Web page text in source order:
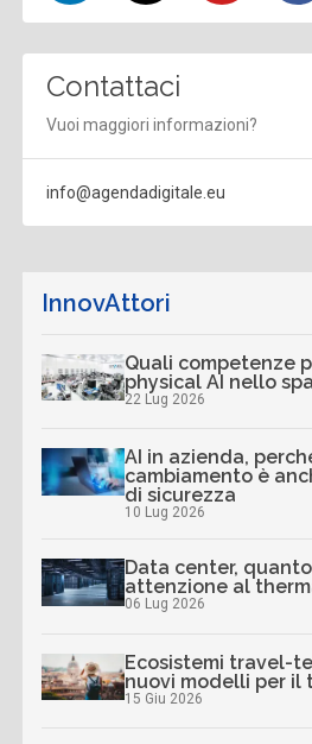
Contattaci
Vuoi maggiori informazioni?
info@agendadigitale.eu
InnovAttori
Quali competenze
physical AI nello
22 Lug 2026
AI in azienda,
cambiamento è
di sicurezza
10 Lug 2026
Data center,
attenzione al
06 Lug 2026
Ecosistemi travel-
nuovi modelli per il
15 Giu 2026